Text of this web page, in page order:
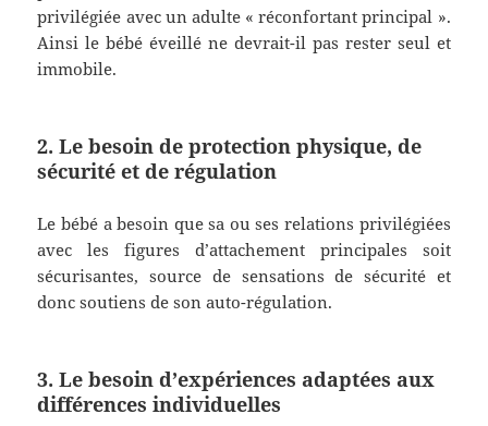
privilégiée avec un adulte « réconfortant principal ».
Ainsi le bébé éveillé ne devrait-il pas rester seul et
immobile.
2. Le besoin de protection physique, de
sécurité et de régulation
Le bébé a besoin que sa ou ses relations privilégiées
avec les figures d’attachement principales soit
sécurisantes, source de sensations de sécurité et
donc soutiens de son auto-régulation.
3. Le besoin d’expériences adaptées aux
différences individuelles